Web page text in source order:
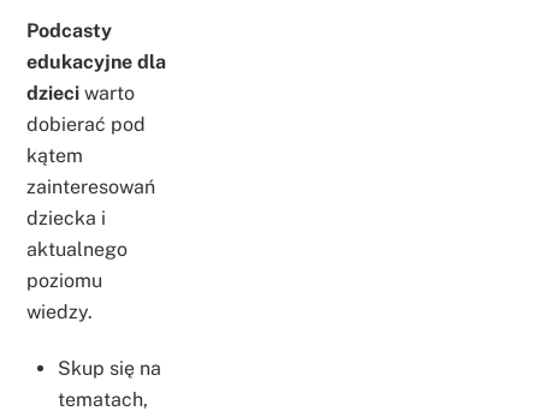
Podcasty
edukacyjne dla
dzieci warto
dobierać pod
kątem
zainteresowań
dziecka i
aktualnego
poziomu
wiedzy.
Skup się na
tematach,